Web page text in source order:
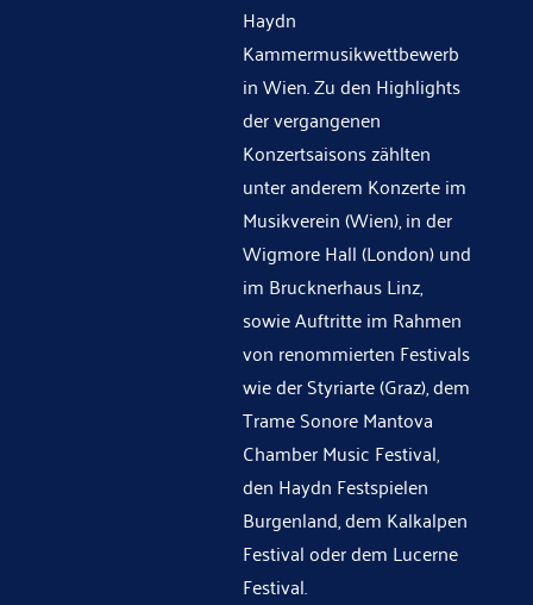
Haydn
Kammermusikwettbewerb
in Wien. Zu den Highlights
der vergangenen
Konzertsaisons zählten
unter anderem Konzerte im
Musikverein (Wien), in der
Wigmore Hall (London) und
im Brucknerhaus Linz,
sowie Auftritte im Rahmen
von renommierten Festivals
wie der Styriarte (Graz), dem
Trame Sonore Mantova
Chamber Music Festival,
den Haydn Festspielen
Burgenland, dem Kalkalpen
Festival oder dem Lucerne
Festival.